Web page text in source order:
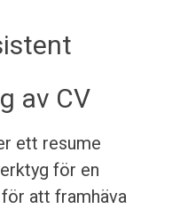
av CV
ett resume
för en
att framhäva